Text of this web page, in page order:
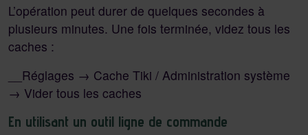
L’opération peut durer de quelques secondes à
plusieurs minutes. Une fois terminée, videz tous les
caches :
__Réglages → Cache Tiki / Administration système
→ Vider tous les caches
En utilisant un outil ligne de commande